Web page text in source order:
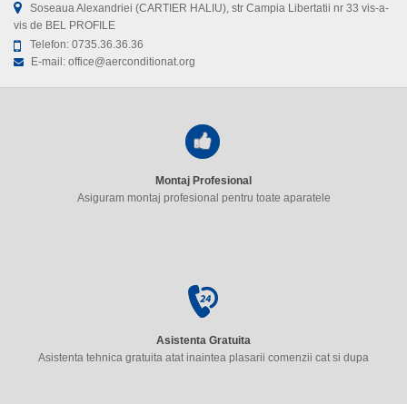
Soseaua Alexandriei (CARTIER HALIU), str Campia Libertatii nr 33 vis-a-
vis de BEL PROFILE
Telefon: 0735.36.36.36
E-mail: office@aerconditionat.org
Montaj Profesional
Asiguram montaj profesional pentru toate aparatele
Asistenta Gratuita
Asistenta tehnica gratuita atat inaintea plasarii comenzii cat si dupa